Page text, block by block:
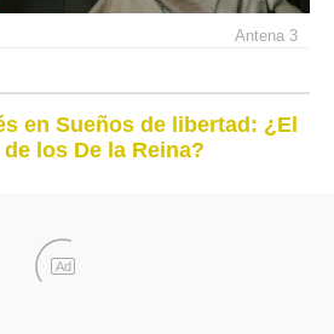
Antena 3
en Sueños de libertad: ¿El
los De la Reina?
Ad